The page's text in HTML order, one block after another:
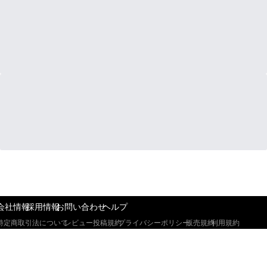
社情報採用情報お問い合わせヘルプ
定商取引法についてレビュー投稿規約プライバシーポリシー販売規約利用規約